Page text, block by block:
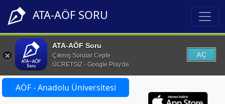
ATA-AÖF SORU
ATA-AÖF Soru
Çıkmış Sorular Cepte
ÜCRETSİZ - Google Play'de
AÇ
AÖF - Anadolu Üniversitesi